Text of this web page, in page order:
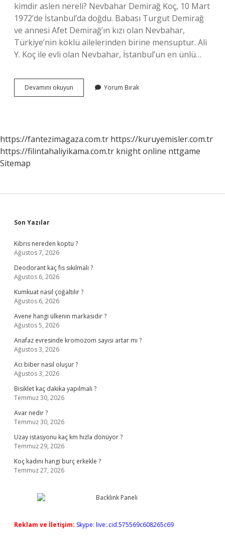
kimdir aslen nereli? Nevbahar Demirağ Koç, 10 Mart
1972’de İstanbul’da doğdu. Babası Turgut Demirağ
ve annesi Afet Demirağ’ın kızı olan Nevbahar,
Türkiye’nin köklü ailelerinden birine mensuptur. Ali
Y. Koç ile evli olan Nevbahar, İstanbul’un en ünlü…
Devamını okuyun Nevbahar
Koçun
Yorum Bırak
https://fantezimagaza.com.tr https://kuruyemisler.com.tr
https://filintahaliyikama.com.tr knight online nttgame
Sitemap
Sidebar
Son Yazılar
Kıbrıs nereden koptu ?
Ağustos 7, 2026
Deodorant kaç fıs sıkılmalı ?
Ağustos 6, 2026
Kumkuat nasıl çoğaltılır ?
Ağustos 6, 2026
Avene hangi ülkenin markasıdır ?
Ağustos 5, 2026
Anafaz evresinde kromozom sayısı artar mı ?
Ağustos 3, 2026
Acı biber nasıl oluşur ?
Ağustos 3, 2026
Bisiklet kaç dakika yapılmalı ?
Temmuz 30, 2026
Avar nedir ?
Temmuz 30, 2026
Uzay istasyonu kaç km hızla dönüyor ?
Temmuz 29, 2026
Koç kadını hangi burç erkekle ?
Temmuz 27, 2026
Reklam ve İletişim: Skype: live:.cid.575569c608265c69